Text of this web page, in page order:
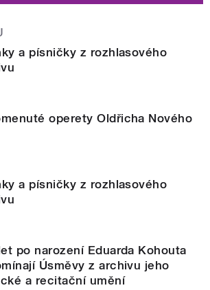
a písničky z rozhlasového
operety Oldřicha Nového
a písničky z rozhlasového
po narození Eduarda Kohouta
Úsměvy z archivu jeho
a recitační umění